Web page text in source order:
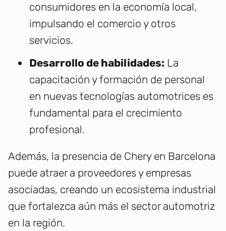
consumidores en la economía local,
impulsando el comercio y otros
servicios.
Desarrollo de habilidades: La
capacitación y formación de personal
en nuevas tecnologías automotrices es
fundamental para el crecimiento
profesional.
Además, la presencia de Chery en Barcelona
puede atraer a proveedores y empresas
asociadas, creando un ecosistema industrial
que fortalezca aún más el sector automotriz
en la región.